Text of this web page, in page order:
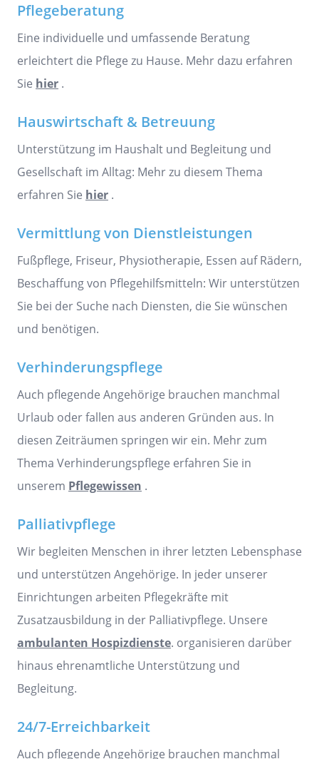
Pflegeberatung
Eine individuelle und umfassende Beratung
erleichtert die Pflege zu Hause. Mehr dazu erfahren
Sie hier .
Hauswirtschaft & Betreuung
Unterstützung im Haushalt und Begleitung und
Gesellschaft im Alltag: Mehr zu diesem Thema
erfahren Sie hier .
Vermittlung von Dienstleistungen
Fußpflege, Friseur, Physiotherapie, Essen auf Rädern,
Beschaffung von Pflegehilfsmitteln: Wir unterstützen
Sie bei der Suche nach Diensten, die Sie wünschen
und benötigen.
Verhinderungspflege
Auch pflegende Angehörige brauchen manchmal
Urlaub oder fallen aus anderen Gründen aus. In
diesen Zeiträumen springen wir ein. Mehr zum
Thema Verhinderungspflege erfahren Sie in
unserem Pflegewissen .
Palliativpflege
Wir begleiten Menschen in ihrer letzten Lebensphase
und unterstützen Angehörige. In jeder unserer
Einrichtungen arbeiten Pflegekräfte mit
Zusatzausbildung in der Palliativpflege. Unsere
ambulanten Hospizdienste. organisieren darüber
hinaus ehrenamtliche Unterstützung und
Begleitung.
24/7-Erreichbarkeit
Auch pflegende Angehörige brauchen manchmal